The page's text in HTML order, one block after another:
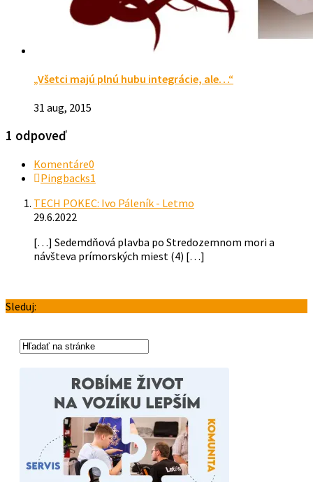
„Všetci majú plnú hubu integrácie, ale…“
31 aug, 2015
1 odpoveď
Komentáre0
Pingbacks1
TECH POKEC: Ivo Páleník - Letmo
29.6.2022
[…] Sedemdňová plavba po Stredozemnom mori a
návšteva prímorských miest (4) […]
Sleduj: